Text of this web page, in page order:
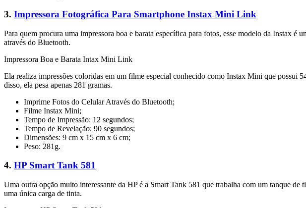
3. Impressora Fotográfica Para Smartphone Instax Mini Link
Para quem procura uma impressora boa e barata específica para fotos, esse modelo da Instax
através do Bluetooth.
Impressora Boa e Barata Intax Mini Link
Ela realiza impressões coloridas em um filme especial conhecido como Instax Mini que
disso, ela pesa apenas 281 gramas.
Imprime Fotos do Celular Através do Bluetooth;
Filme Instax Mini;
Tempo de Impressão: 12 segundos;
Tempo de Revelação: 90 segundos;
Dimensões: 9 cm x 15 cm x 6 cm;
Peso: 281g.
4. HP Smart Tank 581
Uma outra opção muito interessante da HP é a Smart Tank 581 que trabalha com um tanque
uma única carga de tinta.